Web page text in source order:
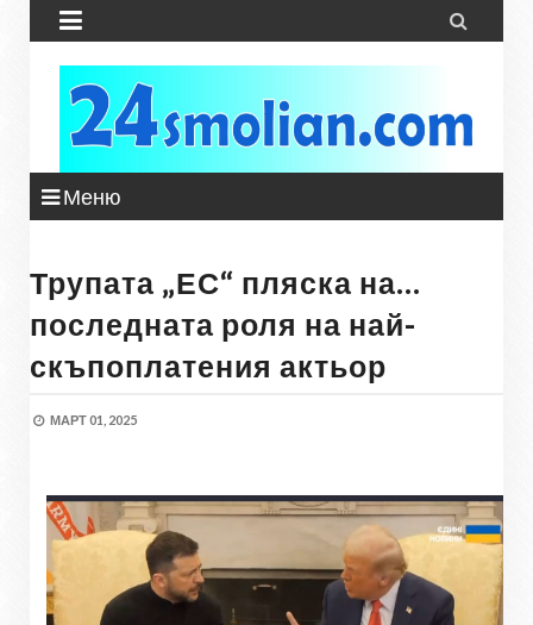
 
Меню
Трупата „ЕС“ пляска на…
последната роля на най-
скъпоплатения актьор
МАРТ 01, 2025